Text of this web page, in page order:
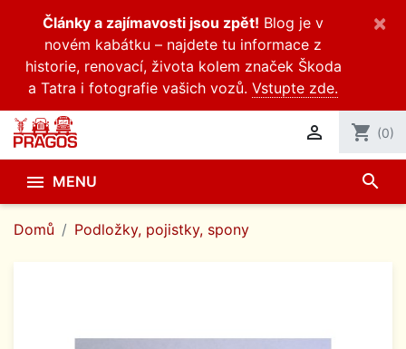
Články a zajímavosti jsou zpět! Blog je v
novém kabátku – najdete tu informace z
historie, renovací, života kolem značek Škoda
a Tatra i fotografie vašich vozů. Vstupte zde.
×
 shopping_cart (0)
 MENU search
Domů Podložky, pojistky, spony